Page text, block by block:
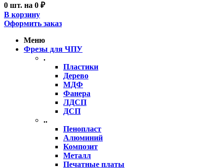
0 шт. на 0 ₽
В корзину
Оформить заказ
Меню
Фрезы для ЧПУ
.
Пластики
Дерево
МДФ
Фанера
ЛДСП
ДСП
..
Пенопласт
Алюминий
Композит
Металл
Печатные платы